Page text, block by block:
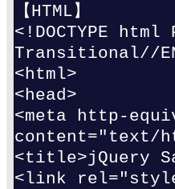
【HTML】
<!DOCTYPE
Transitional//
<html>
<head>
<meta http-
content="text/
<title>jQuery
<link